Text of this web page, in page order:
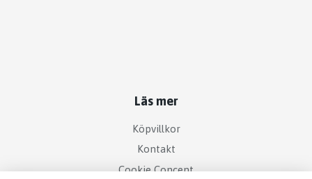
Läs mer
Köpvillkor
Kontakt
Cookie Concent